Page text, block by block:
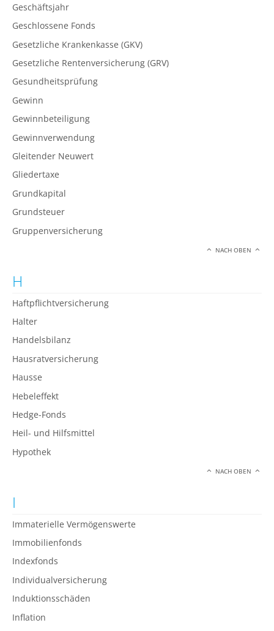
Geschäftsjahr
Geschlossene Fonds
Gesetzliche Krankenkasse (GKV)
Gesetzliche Rentenversicherung (GRV)
Gesundheitsprüfung
Gewinn
Gewinnbeteiligung
Gewinnverwendung
Gleitender Neuwert
Gliedertaxe
Grundkapital
Grundsteuer
Gruppenversicherung
NACH OBEN
H
Haftpflichtversicherung
Halter
Handelsbilanz
Hausratversicherung
Hausse
Hebeleffekt
Hedge-Fonds
Heil- und Hilfsmittel
Hypothek
NACH OBEN
I
Immaterielle Vermögenswerte
Immobilienfonds
Indexfonds
Individualversicherung
Induktionsschäden
Inflation